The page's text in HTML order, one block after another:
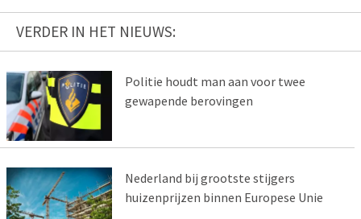
VERDER IN HET NIEUWS:
Politie houdt man aan voor twee
gewapende berovingen
Nederland bij grootste stijgers
huizenprijzen binnen Europese Unie